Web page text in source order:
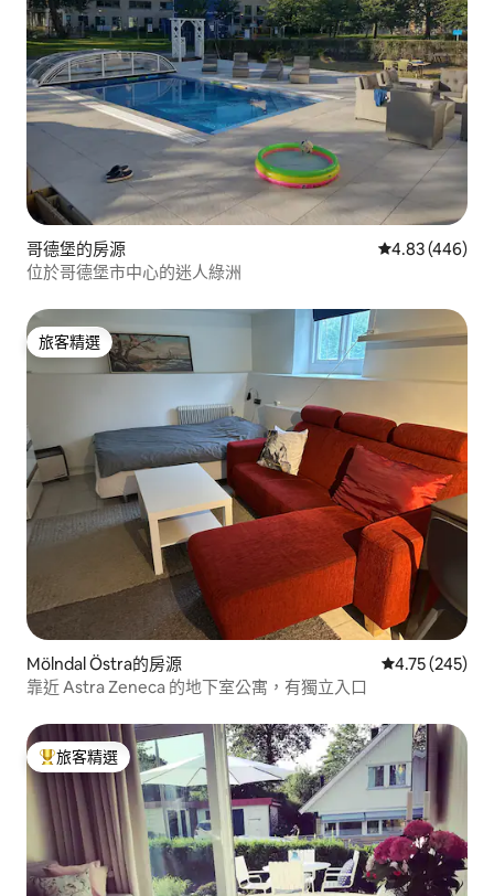
哥德堡的房源 從 446 則評價
4.83 (446)
位於哥德堡市中心的迷人綠洲
旅客精選
旅客精選
Mölndal Östra的房源 從 245 則評價
4.75 (245)
靠近 Astra Zeneca 的地下室公寓，有獨立入口
旅客精選榜首
旅客精選